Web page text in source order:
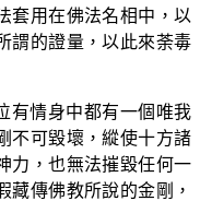
套用在佛法名相中，以
謂的證量，以此來荼毒
有情身中都有一個唯我
不可毀壞，縱使十方諸
力，也無法摧毀任何一
藏傳佛教所說的金剛，